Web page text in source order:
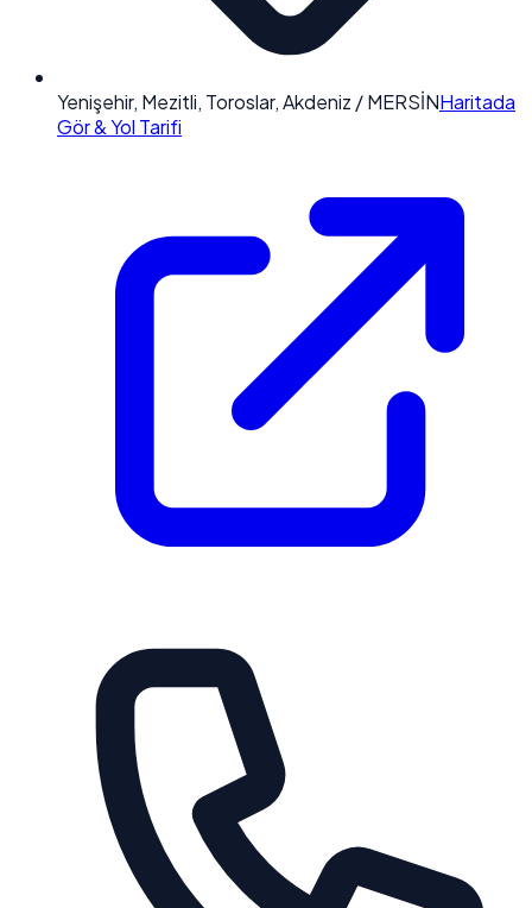
Yenişehir, Mezitli, Toroslar, Akdeniz / MERSİNHaritada
Gör & Yol Tarifi